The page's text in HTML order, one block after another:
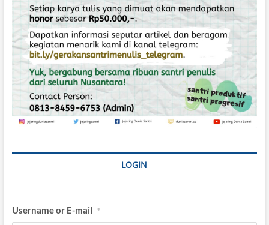
LOGIN
Username or E-mail *